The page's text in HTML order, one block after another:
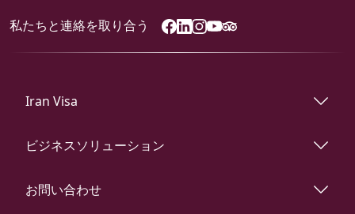
私たちと連絡を取り合う
Iran Visa
ビジネスソリューション
お問い合わせ